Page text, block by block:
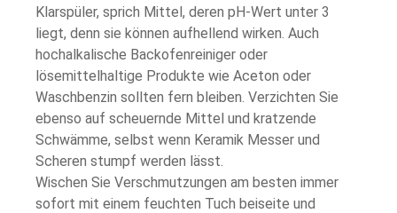
Klarspüler, sprich Mittel, deren pH-Wert unter 3
liegt, denn sie können aufhellend wirken. Auch
hochalkalische Backofenreiniger oder
lösemittelhaltige Produkte wie Aceton oder
Waschbenzin sollten fern bleiben. Verzichten Sie
ebenso auf scheuernde Mittel und kratzende
Schwämme, selbst wenn Keramik Messer und
Scheren stumpf werden lässt.
Wischen Sie Verschmutzungen am besten immer
sofort mit einem feuchten Tuch beiseite und